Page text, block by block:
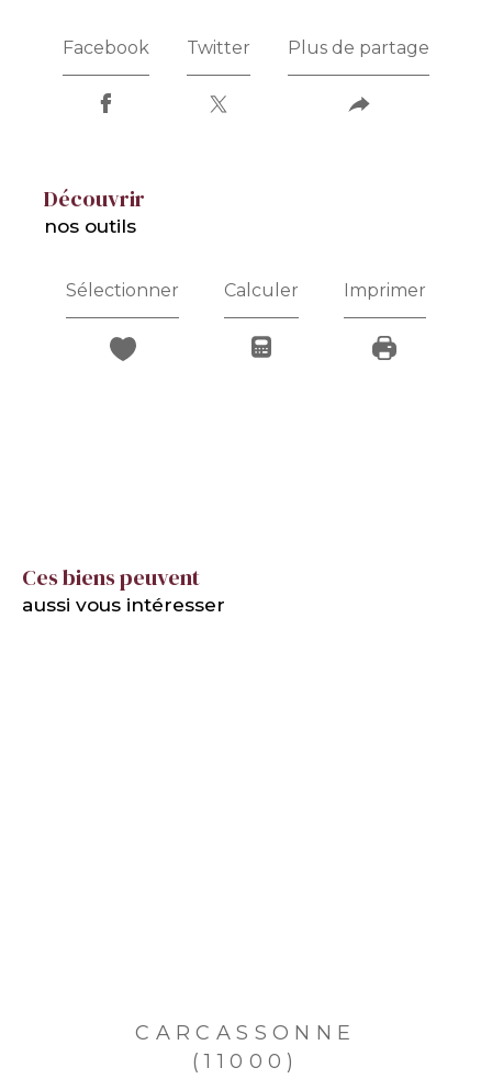
Facebook Twitter Plus de partage
découvrir
nos outils
Sélectionner Calculer Imprimer
Ces biens peuvent
aussi vous intéresser
CARCASSONNE
(11000)